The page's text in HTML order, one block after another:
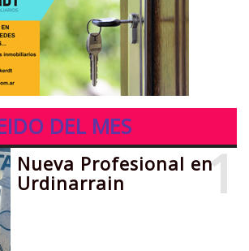
DEL MES
1
Nueva Profesional en
Urdinarrain